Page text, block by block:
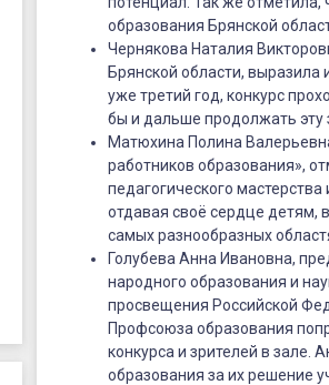
Всероссийского
конкурса
мастерства
работников
дополнительного
образования
«Сердце
отдаю
детям
образования Брянской
Чернякова Наталия
Брянской области, выразила
уже третий год, конкурс
бы и дальше продолжать эту
Матюхина Полина
работников образования»,
педагогического
отдавая своё сердце детям,
самых разнообразных
Голубева Анна Ивановна,
народного образования и
просвещения Российской
Профсоюза образования
конкурса и зрителей в зале.
образования за их решение